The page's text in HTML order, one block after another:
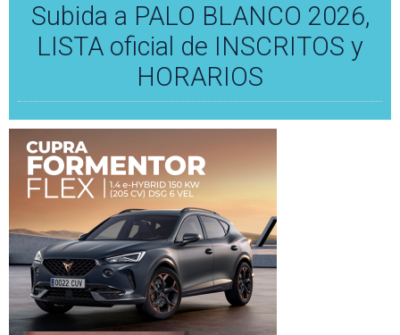
Subida a PALO BLANCO 2026,
LISTA oficial de INSCRITOS y
HORARIOS